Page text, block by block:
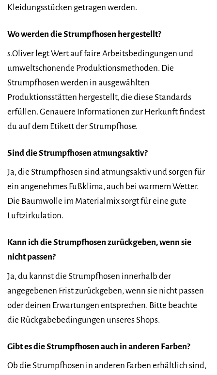
Kleidungsstücken getragen werden.
Wo werden die Strumpfhosen hergestellt?
s.Oliver legt Wert auf faire Arbeitsbedingungen und
umweltschonende Produktionsmethoden. Die
Strumpfhosen werden in ausgewählten
Produktionsstätten hergestellt, die diese Standards
erfüllen. Genauere Informationen zur Herkunft findest
du auf dem Etikett der Strumpfhose.
Sind die Strumpfhosen atmungsaktiv?
Ja, die Strumpfhosen sind atmungsaktiv und sorgen für
ein angenehmes Fußklima, auch bei warmem Wetter.
Die Baumwolle im Materialmix sorgt für eine gute
Luftzirkulation.
Kann ich die Strumpfhosen zurückgeben, wenn sie
nicht passen?
Ja, du kannst die Strumpfhosen innerhalb der
angegebenen Frist zurückgeben, wenn sie nicht passen
oder deinen Erwartungen entsprechen. Bitte beachte
die Rückgabebedingungen unseres Shops.
Gibt es die Strumpfhosen auch in anderen Farben?
Ob die Strumpfhosen in anderen Farben erhältlich sind,